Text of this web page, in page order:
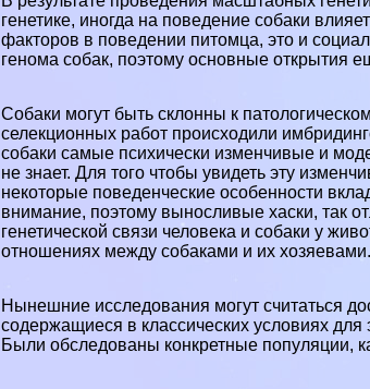
генетике, иногда на поведение собаки
факторов в поведении питомца, это и
генома собак, поэтому основные открытия
Собаки могут быть склонны к
селекционных работ происходили
собаки самые психически изменчивые и
не знает. Для того чтобы увидеть эту
некоторые поведенческие особенности
внимание, поэтому выносливые хаски, так
генетической связи человека и собаки у
отношениях между собаками и их хозяевами.
Нынешние исследования могут считаться
содержащиеся в классических условиях
Были обследованы конкретные популяции,